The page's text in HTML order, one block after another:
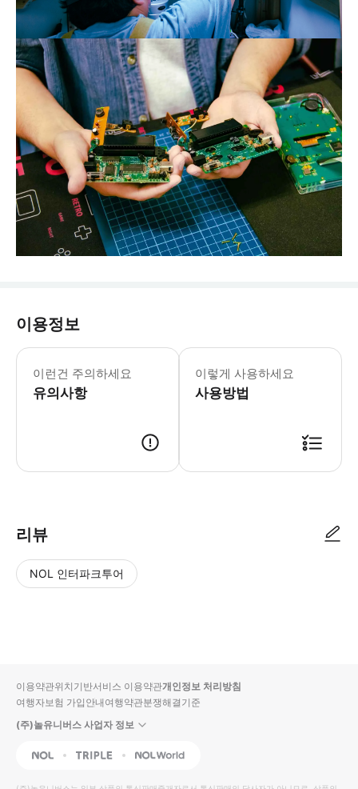
이용정보
이런건 주의하세요
유의사항
이렇게 사용하세요
사용방법
리뷰
NOL 인터파크투어
입니
다.
높
동
순
상
이용약관위치기반서비스 이용약관개인정보 처리방침
여행자보험 가입안내여행약관분쟁해결기준
(주)놀유니버스 사업자 정보
NOL Triple Interpark Global